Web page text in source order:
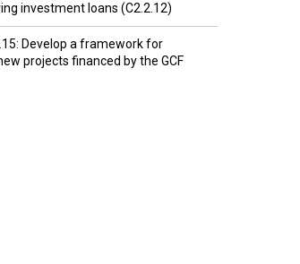
investment loans (C2.2.12)
Develop a framework for
projects financed by the GCF